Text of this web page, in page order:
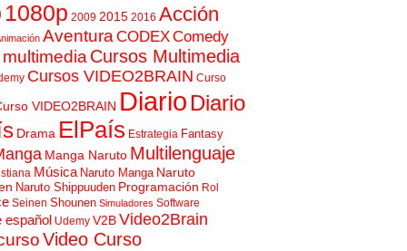
1080p 2009 2015 2016 Acción
AventuraCODEXComedy
Cursos Multimedia
Cursos VIDEO2BRAIN Curso
VIDEO2BRAIN Diario Diario
Drama ElPaís Estrategia Fantasy
Manga Naruto Multilenguaje
Música Naruto Manga Naruto
Naruto Shippuuden Programación Rol
Seinen Shounen Simuladores Software
español Udemy V2BVideo2Brain
Video Curso